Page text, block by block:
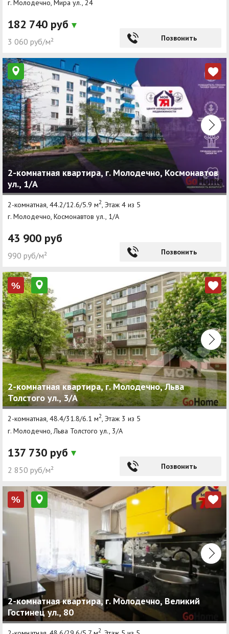
г. Молодечно, Мира ул., 24
182 740 руб
3 060 руб/м² Позвонить
2-комнатная квартира, г. Молодечно, Космонавтов
ул., 1/А
2-комнатная, 44.2/12.6/5.9 м2 , Этаж 4 из 5
г. Молодечно, Космонавтов ул., 1/А
43 900 руб
990 руб/м² Позвонить
%
2-комнатная квартира, г. Молодечно, Льва
Толстого ул., 3/А
2-комнатная, 48.4/31.8/6.1 м2, Этаж 3 из 5
г. Молодечно, Льва Толстого ул., 3/А
137 730 руб
2 850 руб/м² Позвонить
%
2-комнатная квартира, г. Молодечно, Великий
Гостинец ул., 80
2